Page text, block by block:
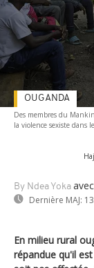
Des membres du
la violence sexiste
By Ndea Yoka
Dernière MAJ:
OUGANDA
En milieu rural
répandue qu'il